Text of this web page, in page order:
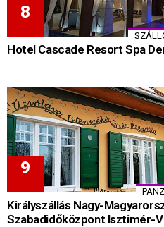
Hotel Cascade Resort Spa
Királyszállás Nagy-
Szabadidőközpont Isztimér-